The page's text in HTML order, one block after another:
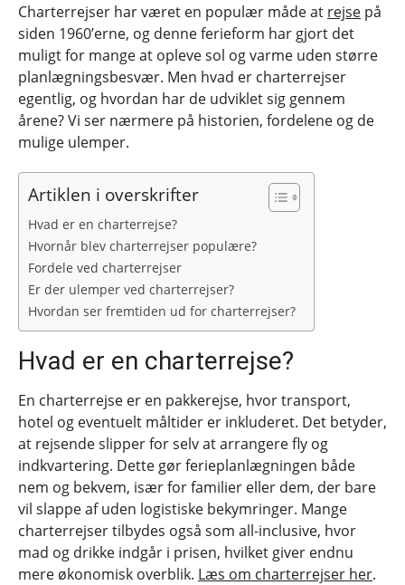
Charterrejser har været en populær måde at rejse på
siden 1960’erne, og denne ferieform har gjort det
muligt for mange at opleve sol og varme uden større
planlægningsbesvær. Men hvad er charterrejser
egentlig, og hvordan har de udviklet sig gennem
årene? Vi ser nærmere på historien, fordelene og de
mulige ulemper.
Artiklen i overskrifter
Hvad er en charterrejse?
Hvornår blev charterrejser populære?
Fordele ved charterrejser
Er der ulemper ved charterrejser?
Hvordan ser fremtiden ud for charterrejser?
Hvad er en charterrejse?
En charterrejse er en pakkerejse, hvor transport,
hotel og eventuelt måltider er inkluderet. Det betyder,
at rejsende slipper for selv at arrangere fly og
indkvartering. Dette gør ferieplanlægningen både
nem og bekvem, især for familier eller dem, der bare
vil slappe af uden logistiske bekymringer. Mange
charterrejser tilbydes også som all-inclusive, hvor
mad og drikke indgår i prisen, hvilket giver endnu
mere økonomisk overblik. Læs om charterrejser her.